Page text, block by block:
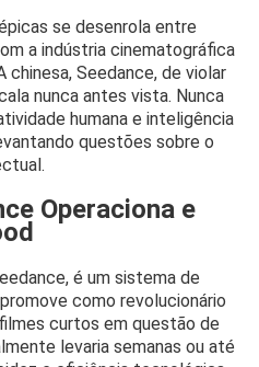
se desenrola entre
a indústria cinematográfica
chinesa, Seedance, de violar
nunca antes vista. Nunca
humana e inteligência
questões sobre o
Operaciona e
é um sistema de
como revolucionário
curtos em questão de
levaria semanas ou até